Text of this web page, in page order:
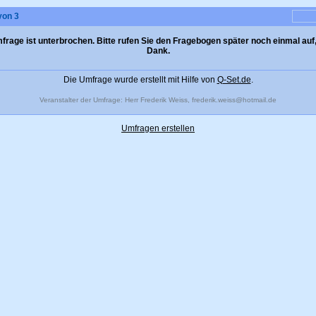
3
ist unterbrochen. Bitte rufen Sie den Fragebogen später noch einmal
Dank.
Die Umfrage wurde erstellt mit Hilfe von Q-Set.de.
Veranstalter der Umfrage: Herr Frederik Weiss, frederik.weiss@hotmail.de
Umfragen erstellen